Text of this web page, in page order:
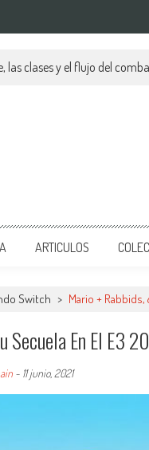
las clases y el flujo del
ARTICULOS
Switch > Mario +
Secuela En El E3
- 11 junio, 2021